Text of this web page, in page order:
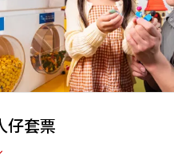
仔套票